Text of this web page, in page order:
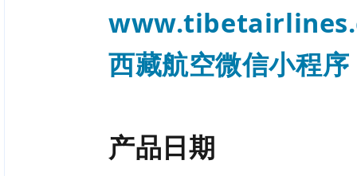
西藏航空微信小程序
产品日期